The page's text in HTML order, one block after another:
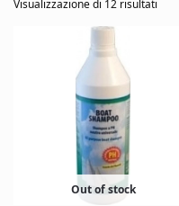
Visualizzazione di 12 risultati
Out of stock